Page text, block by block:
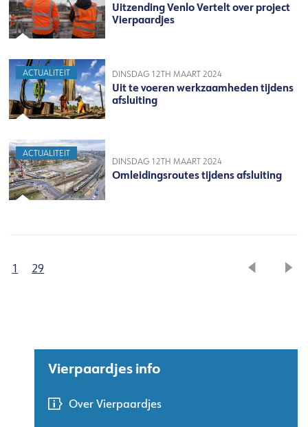
Uitzending Venlo Vertelt over project
Vierpaardjes
ACTUALITEIT DINSDAG 12TH MAART 2024
Uit te voeren werkzaamheden tijdens
afsluiting
ACTUALITEIT
DINSDAG 12TH MAART 2024
Omleidingsroutes tijdens afsluiting
1 29
Vierpaardjes info
Over Vierpaardjes